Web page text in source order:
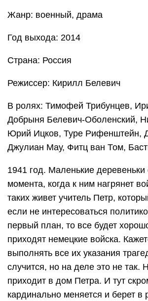
Жанр: военный, драма
Год выхода: 2014
Страна: Россия
Режиссер: Кирилл Белевич
В ролях: Тимофей Трибунцев,
Добрыня Белевич-Оболенский,
Юрий Ицков, Туре Рифенштейн,
Джулиан Мау, Фитц ван Том,
1941 год. Маленькие
момента, когда к ним нагрянет
таких живет учитель Петр,
если не интересоваться
первый план, то все будет
приходят немецкие войска.
выполнять все их указания
случится, но на деле это не так.
приходит в дом Петра. И тут
кардинально меняется и берет в